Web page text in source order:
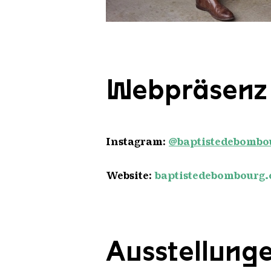
Baptiste Debombourg BD01 print
Copyright: Baptiste Debombourg
Webpräsenz
Instagram:
Website: